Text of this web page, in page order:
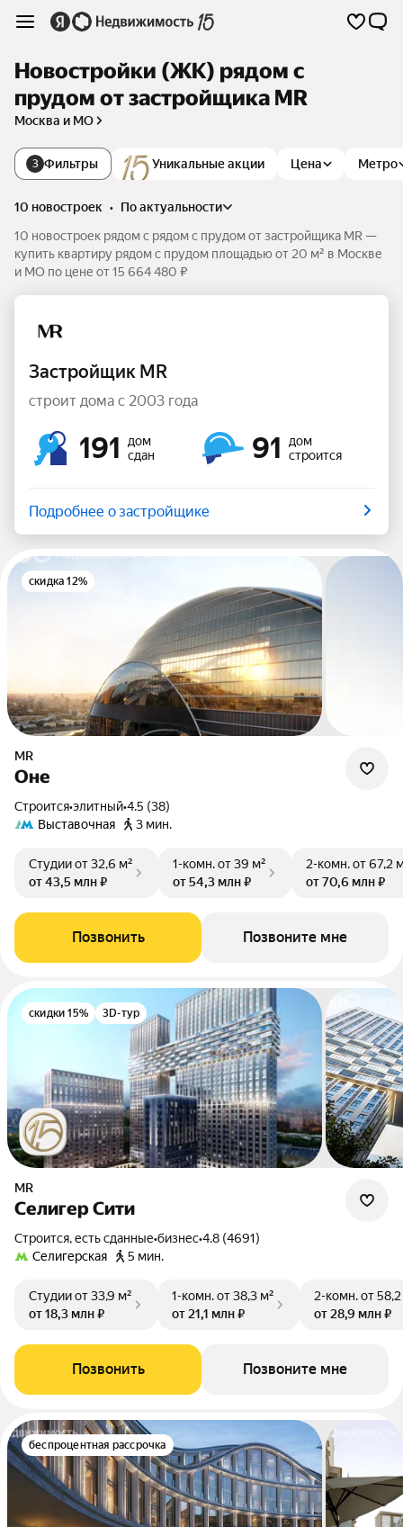
Новостройки (ЖК) рядом с
прудом от застройщика MR
Москва и МО
3 Фильтры Уникальные акции Цена Метро
10 новостроек •
по актуальности
10 новостроек рядом с рядом с прудом от застройщика MR —
купить квартиру рядом с прудом площадью от 20 м² в Москве
и МО по цене от 15 664 480 ₽
Застройщик MR
строит дома с 2003 года
191
дом
сдан
91
дом
строится
Подробнее о застройщике
скидка 12%
MR
Оне
Строится•элитный•4.5 (38)
Выставочная
3 мин.
Студииот 32,6 м²
от 43,5 млн ₽
1-комн.от 39 м²
от 54,3 млн ₽
2-комн.от 67,2
от 70,6 млн ₽
Позвонить Позвоните мне
скидки 15% 3D-тур
MR
Селигер Сити
Строится, есть сданные•бизнес•4.8 (4691)
Селигерская
5 мин.
Студииот 33,9 м²
от 18,3 млн ₽
1-комн.от 38,3 м²
от 21,1 млн ₽
2-комн.от
от 28,9 млн ₽
Позвонить Позвоните мне
беспроцентная рассрочка